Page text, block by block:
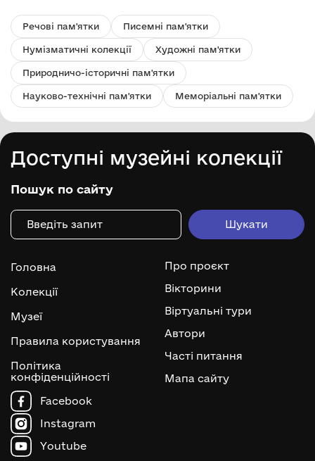
Речові пам'ятки Писемні пам'ятки
Нумізматичні колекції Художні пам'ятки
Природничо-історичні пам'ятки
Науково-технічні пам'ятки Меморіальні пам'ятки
Доступні музейні колекції
Пошук по сайту
Головна
Колекції
Музеї
Правила користування
Політика
конфіденційності
Про проєкт
Вікторини
Віртуальні тури
Автори
Часті питання
Мапа сайту
Facebook
Instagram
Youtube